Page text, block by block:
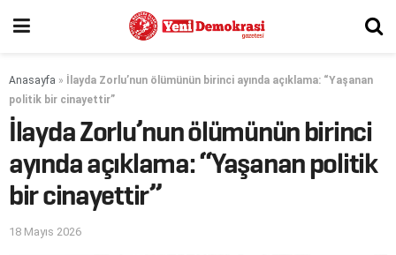
Anasayfa »
İlayda Zorlu’nun ölümünün birinci ayında açıklama: “Yaşanan
politik bir cinayettir”
İlayda Zorlu’nun ölümünün birinci
ayında açıklama: “Yaşanan politik
bir cinayettir”
18 Mayıs 2026